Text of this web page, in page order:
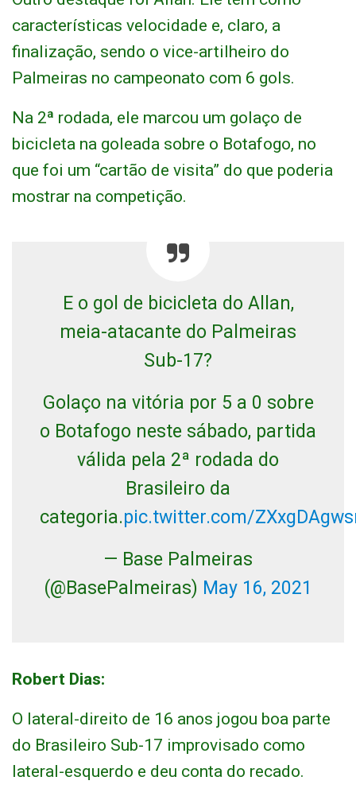
características velocidade e, claro, a
finalização, sendo o vice-artilheiro do
Palmeiras no campeonato com 6 gols.
Na 2ª rodada, ele marcou um golaço de
bicicleta na goleada sobre o Botafogo, no
que foi um “cartão de visita” do que poderia
mostrar na competição.
E o gol de bicicleta do Allan,
meia-atacante do Palmeiras
Sub-17?
Golaço na vitória por 5 a 0 sobre
o Botafogo neste sábado, partida
válida pela 2ª rodada do
Brasileiro da
categoria.pic.twitter.com/
— Base Palmeiras
(@BasePalmeiras) May 16, 2021
Robert Dias:
O lateral-direito de 16 anos jogou boa parte
do Brasileiro Sub-17 improvisado como
lateral-esquerdo e deu conta do recado.